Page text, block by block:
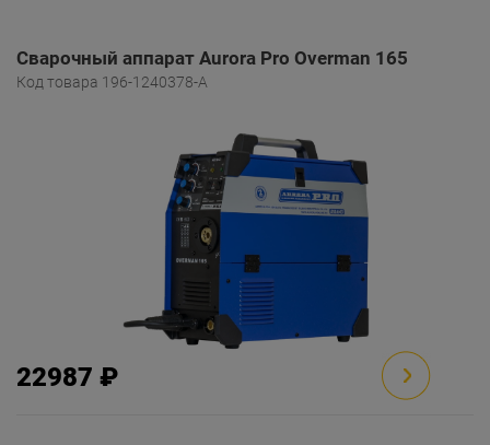
Сварочный аппарат Aurora Pro Overman 165
Код товара 196-1240378-A
22987 ₽